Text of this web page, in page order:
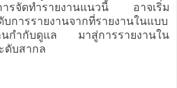
ารจัดทำรายงานแนวนี้ อาจเริ่ม
การรายงานจากที่รายงานในแบบ
นกำกับดูแล มาสู่การรายงานใน
ดับสากล